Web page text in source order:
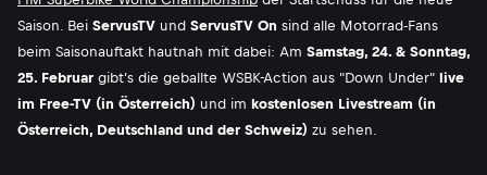
Saison. Bei ServusTV und ServusTV On sind alle Motorrad-Fans
beim Saisonauftakt hautnah mit dabei: Am Samstag, 24. & Sonntag,
25. Februar gibt's die geballte WSBK-Action aus "Down Under" live
im Free-TV (in Österreich) und im kostenlosen Livestream (in
Österreich, Deutschland und der Schweiz) zu sehen.